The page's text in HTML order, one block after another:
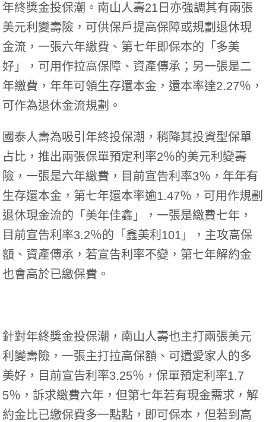
年終獎金投保潮。南山人壽21日亦強調其有兩張
美元利變壽險，可供保戶提高保障或規劃退休現
金流，一張六年繳費、第七年即保本的「多美
好」，可用作拉高保障、資產傳承；另一張是二
年繳費，年年可領生存還本金，還本率達2.27％，
可作為退休金流規劃。
國泰人壽為吸引年終投保潮，稍降其投資型保單
占比，推出兩張保單預定利率2％的美元利變壽
險，一張是六年繳費，目前宣告利率3％，年年有
生存還本金，第七年還本率逾1.47％，可用作規劃
退休現金流的「美年佳鑫」，一張是繳費七年，
目前宣告利率3.2％的「鑫美利101」，主攻高保
額、資產傳承，若宣告利率不變，第七年解約金
也會高於已繳保費。
針對年終獎金投保潮，南山人壽也主打兩張美元
利變壽險，一張主打拉高保額、可遺愛家人的多
美好，目前宣告利率3.25％，保單預定利率1.7
5％，訴求繳費六年，但第七年若有現金需求，解
約金比已繳保費多一點點，即可保本，但若到高